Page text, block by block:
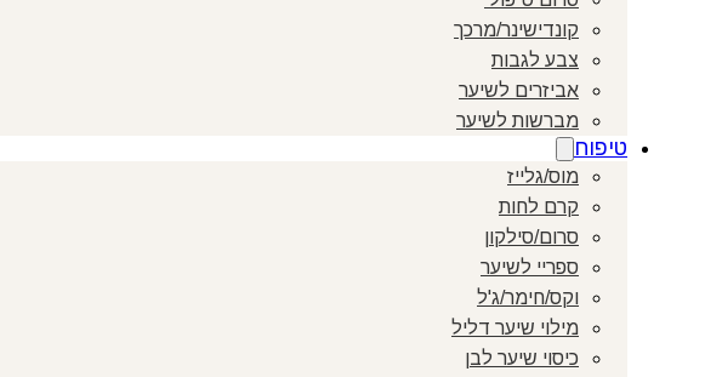
קונדישינר/מרכך
צבע לגבות
אביזרים לשיער
מברשות לשיער
טיפוח
מוס/גלייז
קרם לחות
סרום/סילקון
ספריי לשיער
וקס/חימר/ג'ל
מילוי שיער דליל
כיסוי שיער לבן